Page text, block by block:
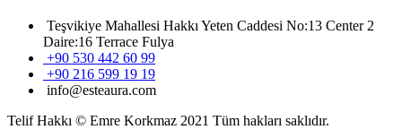
Teşvikiye Mahallesi Hakkı Yeten Caddesi No:13 Center 2
Daire:16 Terrace Fulya
+90 530 442 60 99
+90 216 599 19 19
info@esteaura.com
Telif Hakkı © Emre Korkmaz 2021 Tüm hakları saklıdır.